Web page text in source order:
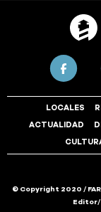
LOCALES
ACTUALIDAD
© Copyright 2020 /
Editor/